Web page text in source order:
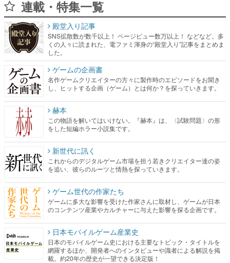
連載・特集一覧
殿堂入り記事
SNS拡散数が数千以上！ ページビュー数万以上！ などなど。多
くの人々に読まれた、電ファミ渾身の“殿堂入り”記事をまとめま
した。
ゲームの企画書
名作ゲームクリエイターの方々に製作時のエピソードをお聞き
し、ヒットする企画（ゲーム）とは何か？を探っていきます。
赫本
この物語を解いてはいけない。『赫本』は、〈試験問題〉の形
をした短編ホラー小説集です。
新世代に訊く
これからのデジタルゲーム市場を担う若きクリエイター達の姿
を追い、彼らのルーツと情熱を探っていきます。
ゲーム世代の作家たち
ゲームに多大な影響を受けた作家さんに取材し、ゲームが日本
のコンテンツ産業やカルチャーに与えた影響を探る企画です。
日本モバイルゲーム産業史
日本のモバイルゲーム史における主要なトピック・タイトルを
網羅するほか、開発者へのインタビューや識者による解説を掲
載。約20年の歴史が一望できる決定版！